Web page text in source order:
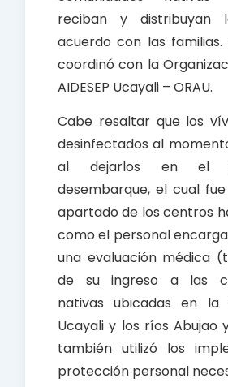
reciban y distribuyan
acuerdo con las
coordinó con la
AIDESEP Ucayali – ORAU.
Cabe resaltar que los
desinfectados al
al dejarlos en el
desembarque, el cual
apartado de los centros
como el personal
una evaluación médica
de su ingreso a las
nativas ubicadas en la
Ucayali y los ríos Abujao
también utilizó los
protección personal